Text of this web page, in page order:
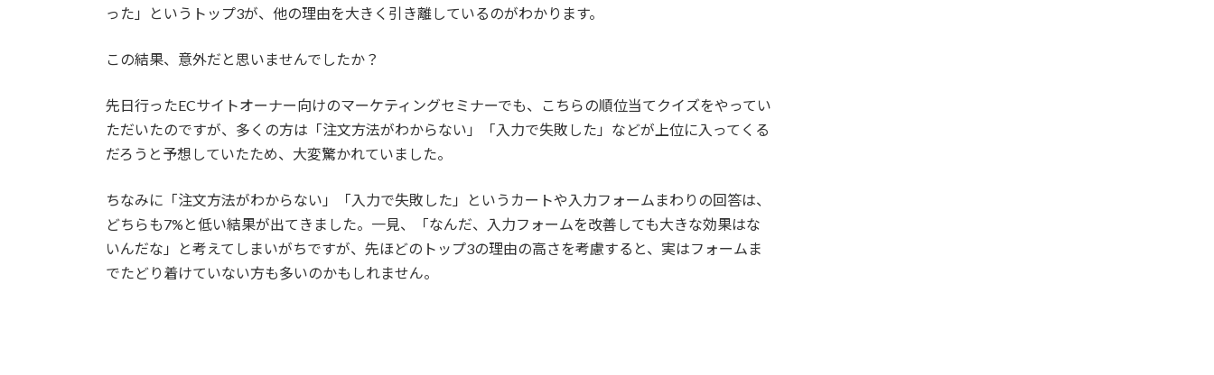
った」というトップ3が、他の理由を大きく引き離しているのがわかります。
この結果、意外だと思いませんでしたか？
先日行ったECサイトオーナー向けのマーケティングセミナーでも、こちらの順位当てクイズをやってい
ただいたのですが、多くの方は「注文方法がわからない」「入力で失敗した」などが上位に入ってくる
だろうと予想していたため、大変驚かれていました。
ちなみに「注文方法がわからない」「入力で失敗した」というカートや入力フォームまわりの回答は、
どちらも7%と低い結果が出てきました。一見、「なんだ、入力フォームを改善しても大きな効果はな
いんだな」と考えてしまいがちですが、先ほどのトップ3の理由の高さを考慮すると、実はフォームま
でたどり着けていない方も多いのかもしれません。